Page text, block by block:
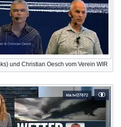
und Christian Oesch vom Verein WIR